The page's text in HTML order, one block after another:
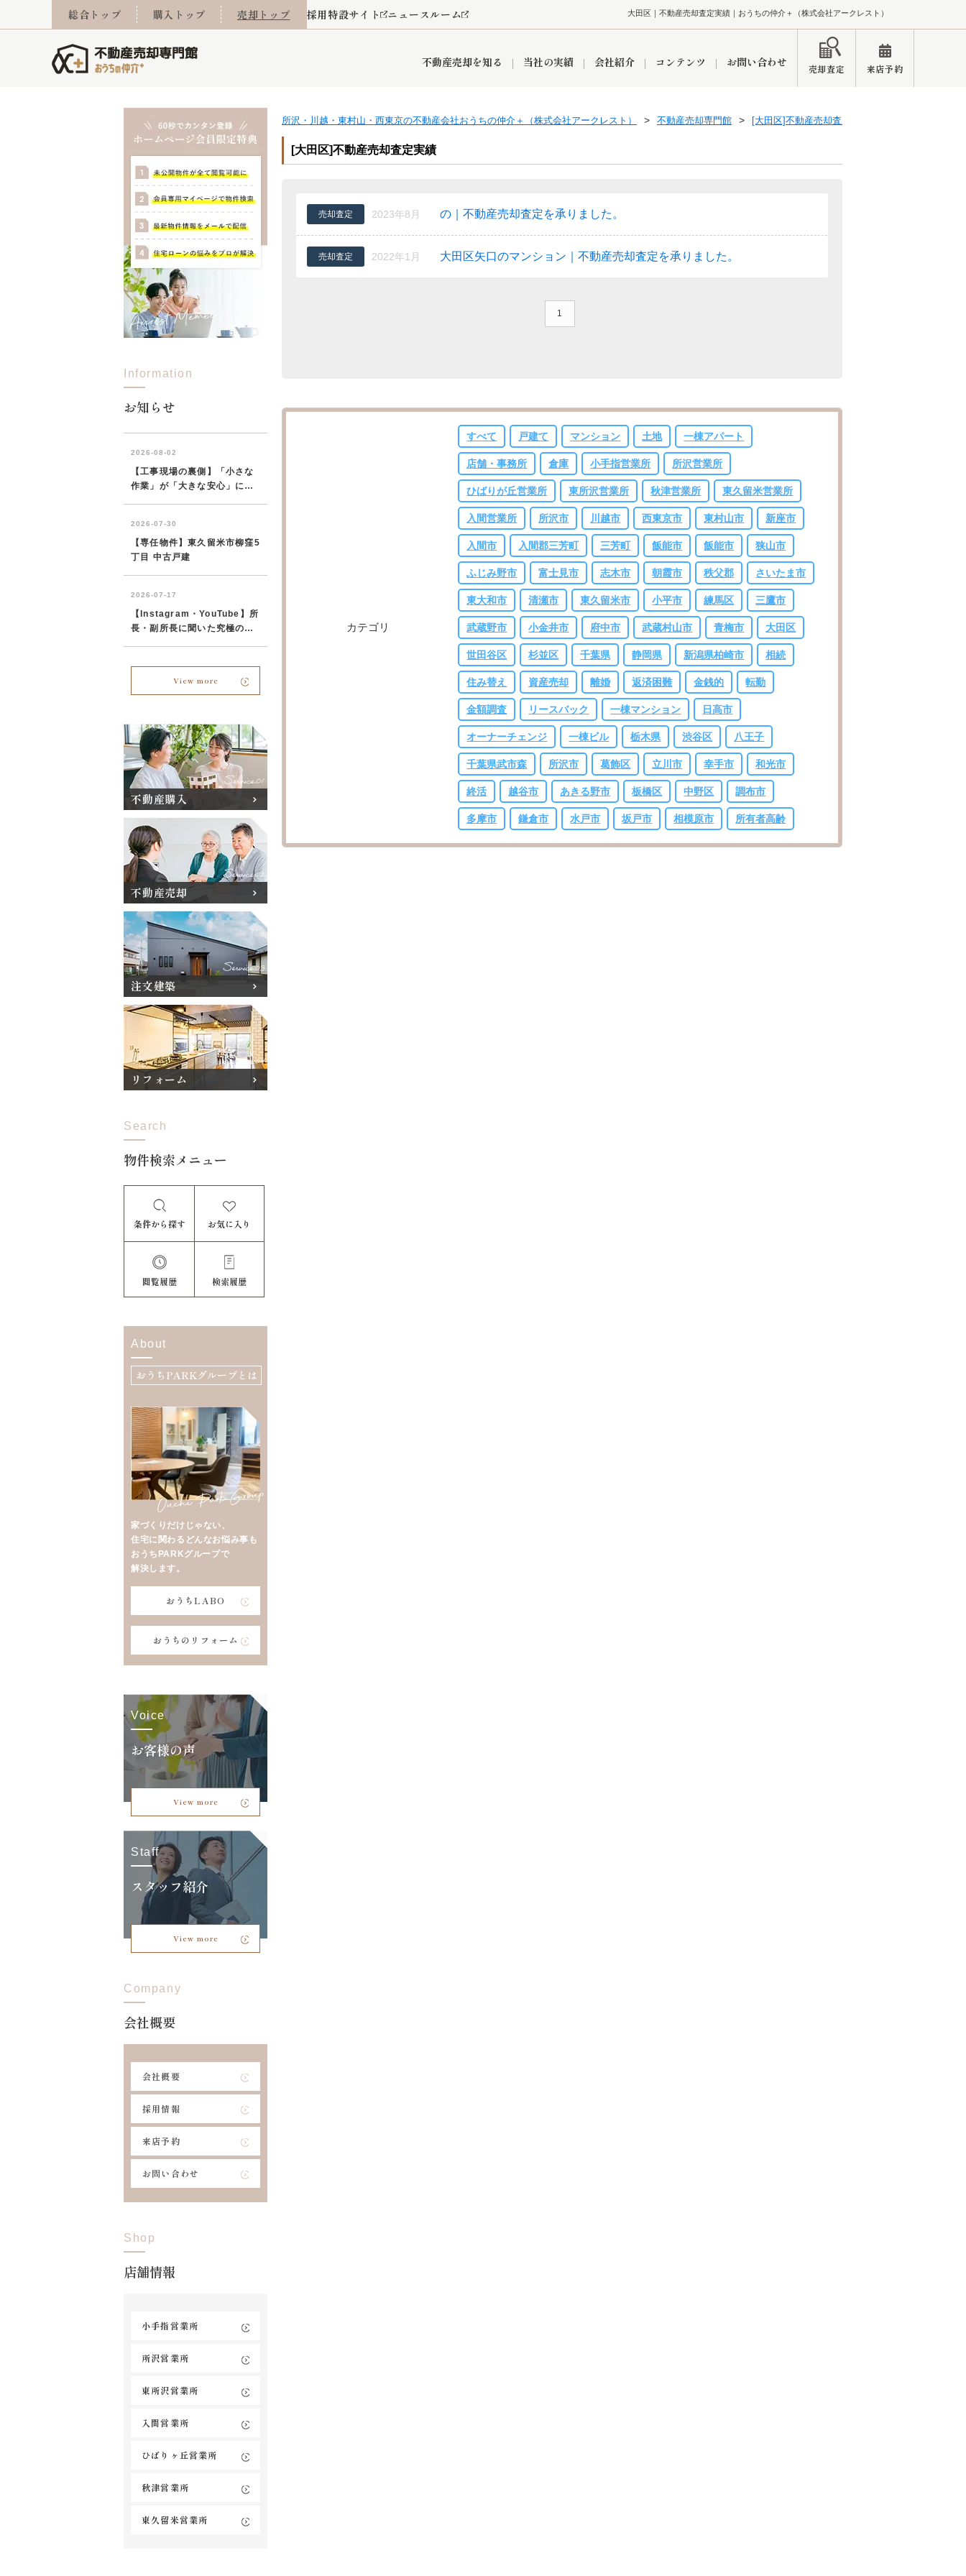
大田区｜不動産売却査定実績｜おうちの仲介＋（株式会社アークレスト）
総合トップ 購入トップ 売却トップ 採用特設サイト ニュースルーム
不動産売却を知る
不動産買取 空き家
西東京市 東久留米市 東村山市 入間市
売却コラム よくある質問
当社の実績
査定実績 売却成功事例
会社紹介
採用情報 お客様の声
小手指営業所 所沢営業所 東所沢営業所
おうちLABO
コンテンツ
おうちパークくらぶ
お問い合わせ
売却査定依頼 オンライン相談予約
売却査定 来店予約
所沢・川越・東村山・西東京の不動産会社おうちの仲介＋（株式会社アークレスト） 不動産売却専門館 [大田区]不動産売却査定実績
[大田区]不動産売却査定実績
売却査定 2023年8月 の｜不動産売却査定を承りました。
売却査定 2022年1月 大田区矢口のマンション｜不動産売却査定を承りました。
1
カテゴリ
すべて 戸建て マンション 土地 一棟アパート
店舗・事務所 倉庫 小手指営業所 所沢営業所
ひばりが丘営業所 東所沢営業所 秋津営業所 東久留米営業所
入間営業所 所沢市 川越市 西東京市 東村山市 新座市
入間市 入間郡三芳町 三芳町 飯能市 飯能市 狭山市
ふじみ野市 富士見市 志木市 朝霞市 秩父郡 さいたま市
東大和市 清瀬市 東久留米市 小平市 練馬区 三鷹市
武蔵野市 小金井市 府中市 武蔵村山市 青梅市 大田区
世田谷区 杉並区 千葉県 静岡県 新潟県柏崎市 相続
住み替え 資産売却 離婚 返済困難 金銭的 転勤
金額調査 リースバック 一棟マンション 日高市
オーナーチェンジ 一棟ビル 栃木県 渋谷区 八王子
千葉県武市森 所沢市 葛飾区 立川市 幸手市 和光市
終活 越谷市 あきる野市 板橋区 中野区 調布市
多摩市 鎌倉市 水戸市 坂戸市 相模原市 所有者高齢
Information
お知らせ
View more
不動産購入
不動産売却
注文建築
リフォーム
Search
物件検索メニュー
条件から探す お気に入り
閲覧履歴 検索履歴
About
おうちPARKグループとは
家づくりだけじゃない、
住宅に関わるどんなお悩み事も
おうちPARKグループで
解決します。
おうちLABO
おうちのリフォーム
Voice
お客様の声
View more
Staff
スタッフ紹介
View more
Company
会社概要
会社概要
採用情報
来店予約
お問い合わせ
Shop
店舗情報
小手指営業所
所沢営業所
東所沢営業所
入間営業所
ひばりヶ丘営業所
秋津営業所
東久留米営業所